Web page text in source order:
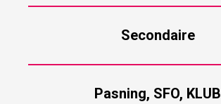
Secondaire
Pasning, SFO, KLUB